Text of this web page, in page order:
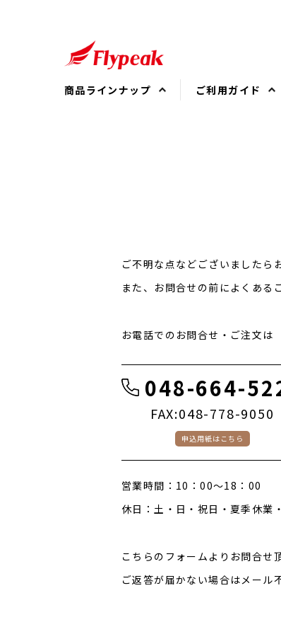
商品ラインナップ
トライアルセット
１０ダース以上ご購入の方
ご利用ガイド
返品・交換に
ご不明な点などございましたら
また、お問合せの前によくある
お電話でのお問合せ・ご注文は
048-664-
FAX:048-778-9050
申込用紙はこちら
営業時間：10：00～18：00
休日：土・日・祝日・夏季休業
こちらのフォームよりお問合せ
ご返答が届かない場合はメール